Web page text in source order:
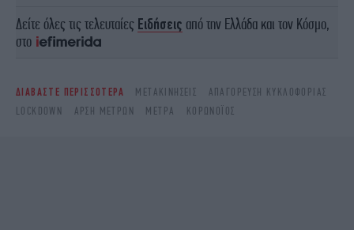
Δείτε όλες τις τελευταίες Ειδήσεις από την Ελλάδα και τον Κόσμο,
στο
ΔΙΑΒΑΣΤΕ ΠΕΡΙΣΣΟΤΕΡΑ ΜΕΤΑΚΙΝΉΣΕΙΣ
ΑΠΑΓΌΡΕΥΣΗ ΚΥΚΛΟΦΟΡΊΑΣ
LOCKDOWN
ΆΡΣΗ ΜΈΤΡΩΝ ΜΈΤΡΑ ΚΟΡΩΝΟΪΌΣ